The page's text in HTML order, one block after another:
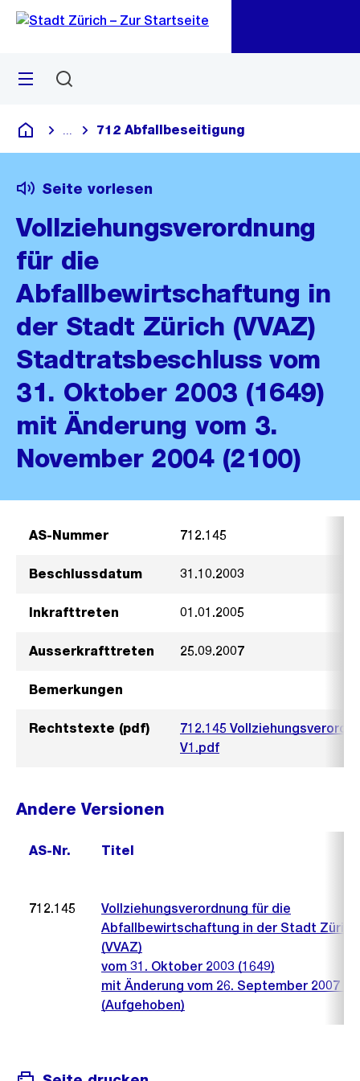
Navigation
Sprunglink
Menü
Deutsch
Blende alle Breadcrumbs ein
712 Abfallbeseitigung
Seite vorlesen
Vollziehungsverordnung
für die
Abfallbewirtschaftung in
der Stadt Zürich (VVAZ)
Stadtratsbeschluss vom
31. Oktober 2003 (1649)
mit Änderung vom 3.
November 2004 (2100)
AS-Nummer 712.145
Beschlussdatum 31.10.2003
Inkrafttreten 01.01.2005
Ausserkrafttreten 25.09.2007
Bemerkungen
Rechtstexte (pdf)
712.145
V1.pdf
Andere Versionen
AS-Nr. Titel
712.145
Vollziehungsverordnung für die
Abfallbewirtschaftung in der Stadt Zürich
(VVAZ)
vom 31. Oktober 2003 (1649)
mit Änderung vom 26. September 2007
(Aufgehoben)